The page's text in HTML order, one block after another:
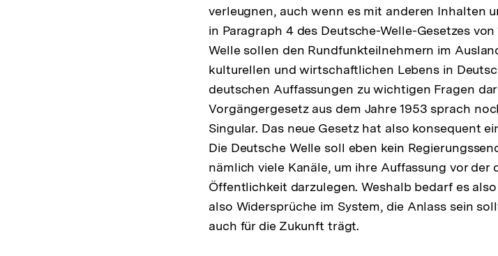
verleugnen, auch wenn es mit anderen Inhalten
in Paragraph 4 des Deutsche-Welle-Gesetzes
Welle sollen den Rundfunkteilnehmern im
kulturellen und wirtschaftlichen Lebens in
deutschen Auffassungen zu wichtigen Fragen
Vorgängergesetz aus dem Jahre 1953 sprach
Singular. Das neue Gesetz hat also konsequent
Die Deutsche Welle soll eben kein
nämlich viele Kanäle, um ihre Auffassung vor
Öffentlichkeit darzulegen. Weshalb bedarf es
also Widersprüche im System, die Anlass sein
auch für die Zukunft trägt.